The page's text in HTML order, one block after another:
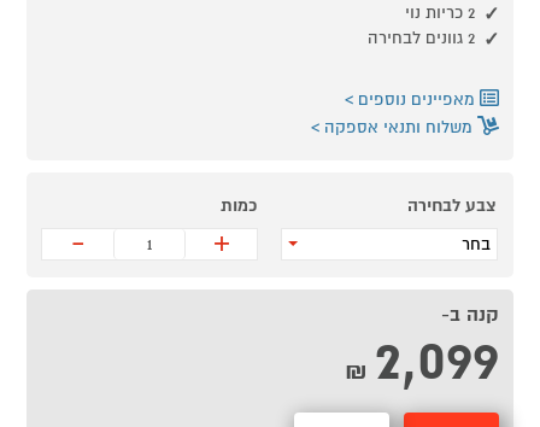
2 כריות נוי
2 גוונים לבחירה
מאפיינים נוספים
משלוח ותנאי אספקה
צבע לבחירה
בחר
כמות
+
-
קנה ב-
2,099
₪